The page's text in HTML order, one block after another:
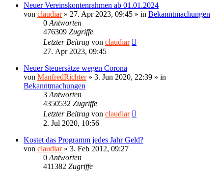
Neuer Vereinskontenrahmen ab 01.01.2024
von claudiar» 27. Apr 2023, 09:45 » in Bekanntmachungen
0 Antworten
476309 Zugriffe
Letzter Beitrag von claudiar
27. Apr 2023, 09:45
Neuer Steuersätze wegen Corona
von ManfredRichter» 3. Jun 2020, 22:39 » in
Bekanntmachungen
3 Antworten
4350532 Zugriffe
Letzter Beitrag von claudiar
2. Jul 2020, 10:56
Kostet das Programm jedes Jahr Geld?
von claudiar» 3. Feb 2012, 09:27
0 Antworten
411382 Zugriffe